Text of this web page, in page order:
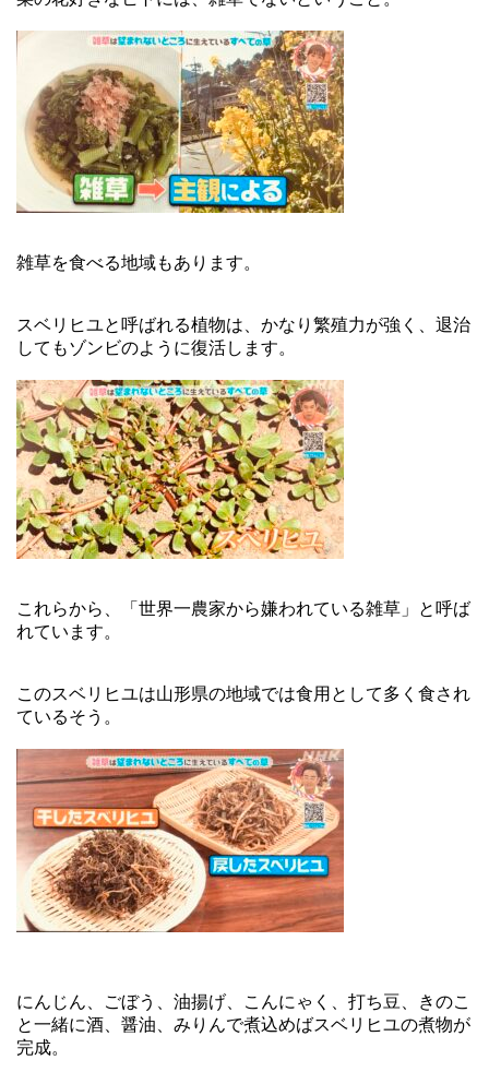
雑草を食べる地域もあります。
スベリヒユと呼ばれる植物は、かなり繁殖力が強く、退治
してもゾンビのように復活します。
これらから、「世界一農家から嫌われている雑草」と呼ば
れています。
このスベリヒユは山形県の地域では食用として多く食され
ているそう。
にんじん、ごぼう、油揚げ、こんにゃく、打ち豆、きのこ
と一緒に酒、醤油、みりんで煮込めばスベリヒユの煮物が
完成。